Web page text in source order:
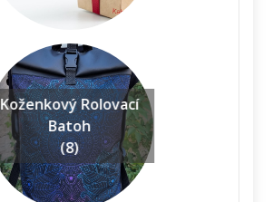
Koženkový Rolovací
Batoh
(8)